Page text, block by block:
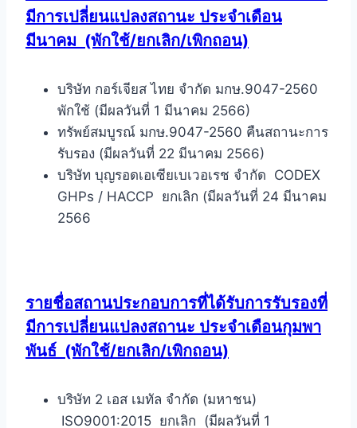
มีการเปลี่ยนแปลงสถานะ ประจำเดือน
มีนาคม (พักใช้/ยกเลิก/เพิกถอน)
บริษัท กอร์เจียส ไทย จำกัด มกษ.9047-2560
พักใช้ (มีผลวันที่ 1 มีนาคม 2566)
ทรัพย์สมบูรณ์ มกษ.9047-2560 คืนสถานะการ
รับรอง (มีผลวันที่ 22 มีนาคม 2566)
บริษัท บุญรอดเอเซียเบเวอเรช จำกัด CODEX
GHPs / HACCP ยกเลิก (มีผลวันที่ 24 มีนาคม
2566
รายชื่อสถานประกอบการที่ได้รับการรับรองที่
มีการเปลี่ยนแปลงสถานะ ประจำเดือนกุมพา
พันธ์ (พักใช้/ยกเลิก/เพิกถอน)
บริษัท 2 เอส เมทัล จำกัด (มหาชน)
ISO9001:2015 ยกเลิก (มีผลวันที่ 1